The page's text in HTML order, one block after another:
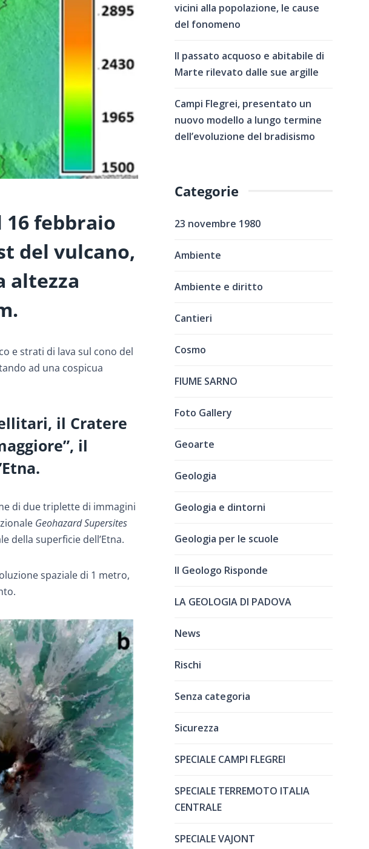
16 febbraio
del vulcano,
altezza
e strati di lava sul cono del
ad una cospicua
il Cratere
il
di due triplette di immagini
Geohazard Supersites
della superficie dell’Etna.
spaziale di 1 metro,
vicini alla popolazione, le cause
del fonomeno
Il passato acquoso e abitabile di
Marte rilevato dalle sue argille
Campi Flegrei, presentato un
nuovo modello a lungo termine
dell’evoluzione del bradisismo
Categorie
23 novembre 1980
Ambiente
Ambiente e diritto
Cantieri
Cosmo
FIUME SARNO
Foto Gallery
Geoarte
Geologia
Geologia e dintorni
Geologia per le scuole
Il Geologo Risponde
LA GEOLOGIA DI PADOVA
News
Rischi
Senza categoria
Sicurezza
SPECIALE CAMPI FLEGREI
SPECIALE TERREMOTO ITALIA
CENTRALE
SPECIALE VAJONT